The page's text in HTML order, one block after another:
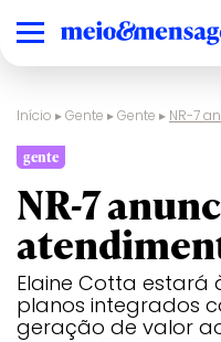
Início ▸Gente ▸Gente ▸ NR-7
gente
NR-7
Elaine Cotta estará
planos integrados
geração de valor